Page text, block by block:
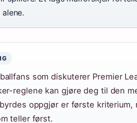
som diskuterer Premier
reglene kan gjøre deg til den
oppgjør er første kriterium,
teller først.